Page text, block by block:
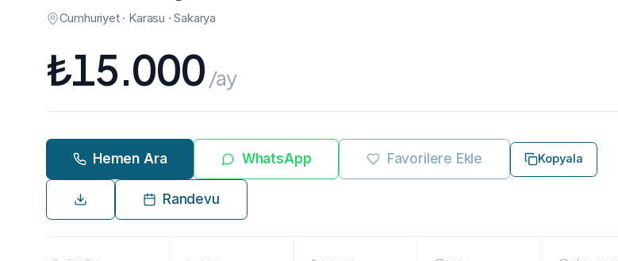
Cumhuriyet · Karasu · Sakarya
₺15.000 /ay
Hemen Ara WhatsApp Favorilere Ekle Kopyala
Randevu